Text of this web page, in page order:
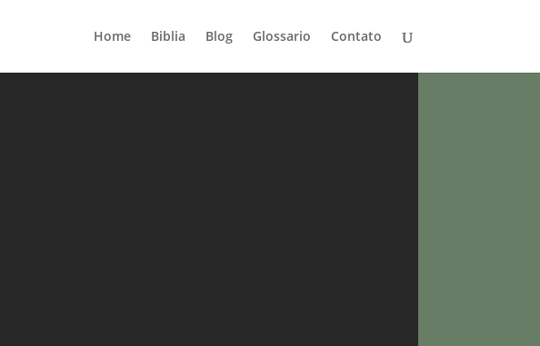
Home Biblia Blog Glossario Contato